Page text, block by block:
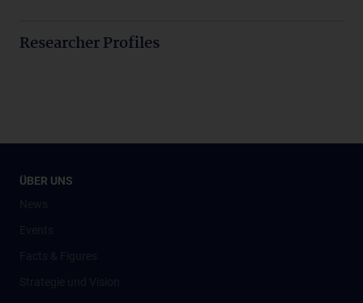
Researcher Profiles
ÜBER UNS